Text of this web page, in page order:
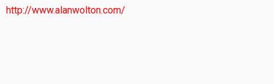
http://www.alanwolton.com/